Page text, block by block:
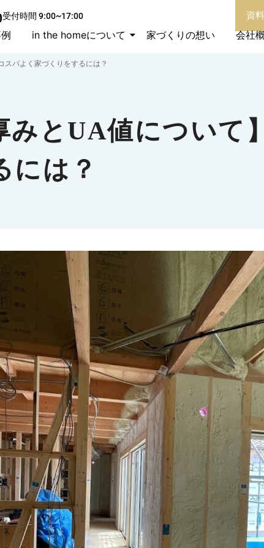
受付時間 9:00~17:00 資
in the homeについて 家づくりの想い 会社
パよく家づくりをするには？
みとUA値につい
には？